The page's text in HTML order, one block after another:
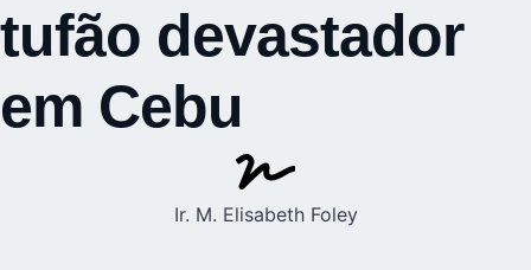
tufão devastador
em Cebu
Ir. M. Elisabeth Foley